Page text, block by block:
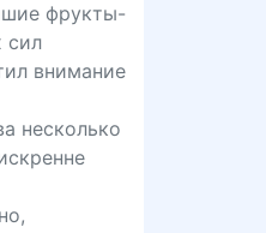
фрукты-
сил
внимание
несколько